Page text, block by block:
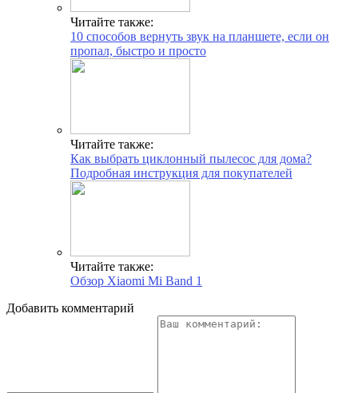
Читайте также:
10 способов вернуть звук на планшете, если он
пропал, быстро и просто
Читайте также:
Как выбрать циклонный пылесос для дома?
Подробная инструкция для покупателей
Читайте также:
Обзор Xiaomi Mi Band 1
Добавить комментарий